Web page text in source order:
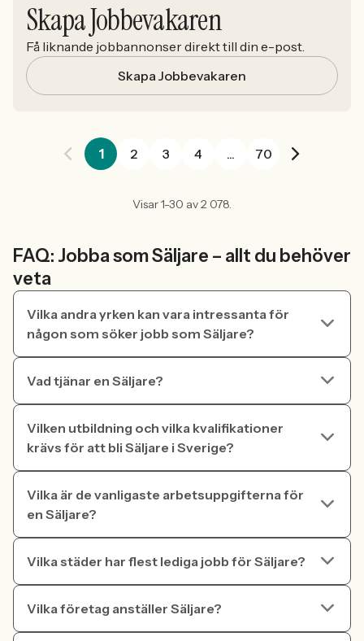
Skapa Jobbevakaren
Få liknande jobbannonser direkt till din e-post.
Skapa Jobbevakaren
1 2 3 4 ... 70
Visar 1-30 av 2 078.
FAQ: Jobba som Säljare – allt du behöver
veta
Vilka andra yrken kan vara intressanta för
någon som söker jobb som Säljare?
Vad tjänar en Säljare?
Vilken utbildning och vilka kvalifikationer
krävs för att bli Säljare i Sverige?
Vilka är de vanligaste arbetsuppgifterna för
en Säljare?
Vilka städer har flest lediga jobb för Säljare?
Vilka företag anställer Säljare?